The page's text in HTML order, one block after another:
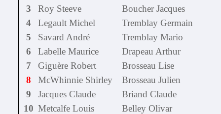
3
Roy Steeve
Boucher Jacques
4
Legault Michel
Tremblay Germain
5
Savard André
Tremblay Mario
6
Labelle Maurice
Drapeau Arthur
7
Giguère Robert
Brosseau Lise
8
McWhinnie Shirley
Brosseau Julien
9
Jacques Claude
Briand Claude
10 Metcalfe Louis
Belley Olivar